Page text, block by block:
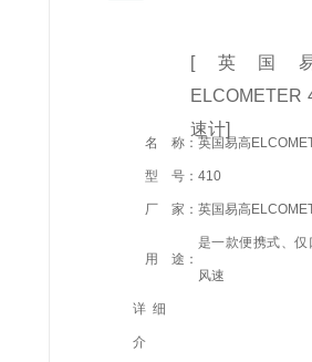
[英国
ELCOMETER
速计]
名 称： 英国易高
型 号： 410
厂 家： 英国易高
用 途：
是一款便携式、
风速
详细
介